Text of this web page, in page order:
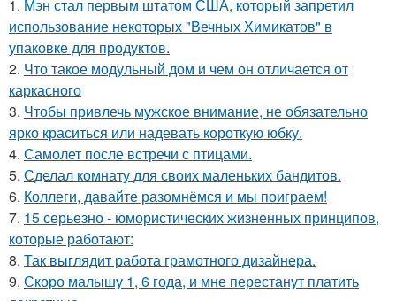
1. Мэн стал первым штатом США, который запретил
использование некоторых "Вечных Химикатов" в
упаковке для продуктов.
2. Что такое модульный дом и чем он отличается от
каркасного
3. Чтобы привлечь мужское внимание, не обязательно
ярко краситься или надевать короткую юбку.
4. Самолет после встречи с птицами.
5. Сделал комнату для своих маленьких бандитов.
6. Коллеги, давайте разомнёмся и мы поиграем!
7. 15 серьезно - юмористических жизненных принципов,
которые работают:
8. Так выглядит работа грамотного дизайнера.
9. Скоро малышу 1, 6 года, и мне перестанут платить